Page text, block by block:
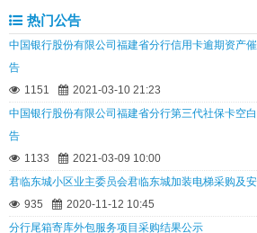
热门公告
中国银行股份有限公司福建省分行信用卡逾期资产
告
1151
2021-03-10 21:23
中国银行股份有限公司福建省分行第三代社保卡空
告
1133
2021-03-09 10:00
君临东城小区业主委员会君临东城加装电梯采购及
935
2020-11-12 10:45
分行尾箱寄库外包服务项目采购结果公示